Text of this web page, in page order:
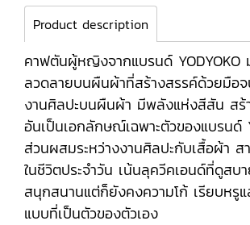
Product description
คาฟตันผู้หญิงจากแบรนด์ YODYOKO
ลวดลายบนผืนผ้าที่สร้างสรรค์ด้วยมือ
งานศิลปะบนผืนผ้า มีพลังแห่งสีสัน สร้
อันเป็นเอกลักษณ์เฉพาะตัวของแบรนด์
ส่วนผสมระหว่างงานศิลปะกับเสื้อผ้า ส
ในชีวิตประจำวัน เน้นลุควีคเอนด์ที่ดูสบ
สนุกสนานแต่ก็ยังคงความโก้ เรียบหรูแ
แบบที่เป็นตัวของตัวเอง